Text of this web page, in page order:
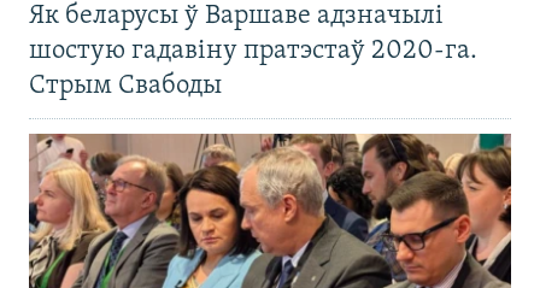
Як беларусы ў Варшаве адзначылі
шостую гадавіну пратэстаў 2020-га.
Стрым Свабоды